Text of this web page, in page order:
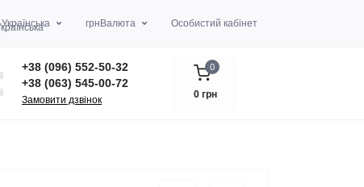
Українська грн Валюта Особистий кабінет
+38 (096) 552-50-32
+38 (063) 545-00-72
Замовити дзвінок
0
0 грн